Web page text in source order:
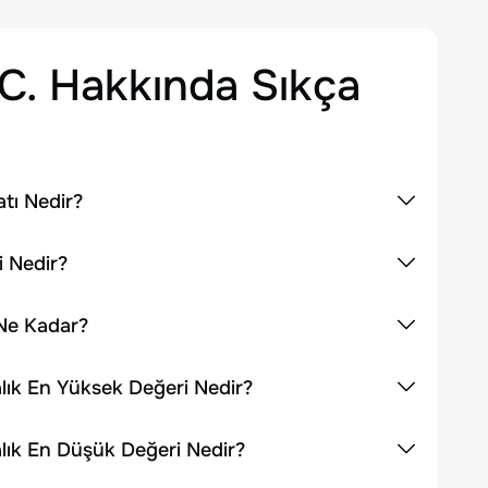
Hakkında Sıkça
Nedir?
Nedir?
Kadar?
En Yüksek Değeri Nedir?
En Düşük Değeri Nedir?